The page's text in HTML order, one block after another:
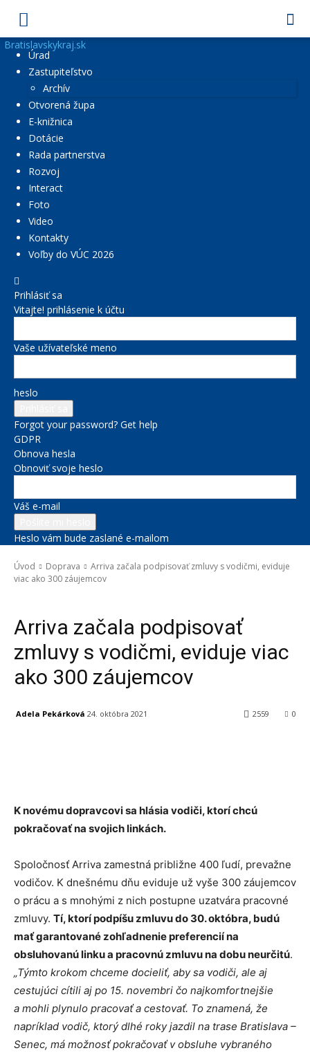
Bratislavskykraj.sk
Úrad
Zastupiteľstvo
Archív
Otvorená župa
E-knižnica
Dotácie
Rada partnerstva
Rozvoj
Interact
Foto
Video
Kontakty
Voľby do VÚC 2026
Prihlásiť sa
Vitajte! prihlásenie k účtu
Vaše užívateľské meno
heslo
Forgot your password? Get help
GDPR
Obnova hesla
Obnoviť svoje heslo
Váš e-mail
Heslo vám bude zaslané e-mailom
Úvod Doprava
Arriva začala podpisovať zmluvy s vodičmi, eviduje
viac ako 300 záujemcov
Arriva začala podpisovať
zmluvy s vodičmi, eviduje viac
ako 300 záujemcov
Adela Pekárková 24. októbra 2021 0
2559
K novému dopravcovi sa hlásia vodiči, ktorí chcú
pokračovať na svojich linkách.
Spoločnosť Arriva zamestná približne 400 ľudí, prevažne
vodičov. K dnešnému dňu eviduje už vyše 300 záujemcov
o prácu a s mnohými z nich postupne uzatvára pracovné
zmluvy. Tí, ktorí podpíšu zmluvu do 30. októbra, budú
mať garantované zohľadnenie preferencií na
obsluhovanú linku a pracovnú zmluvu na dobu neurčitú.
„Týmto krokom chceme docieliť, aby sa vodiči, ale aj
cestujúci cítili aj po 15. novembri čo najkomfortnejšie
a mohli plynulo pracovať a cestovať. To znamená, že
napríklad vodič, ktorý dlhé roky jazdil na trase Bratislava –
Senec, má možnosť pokračovať v obsluhe vybraného